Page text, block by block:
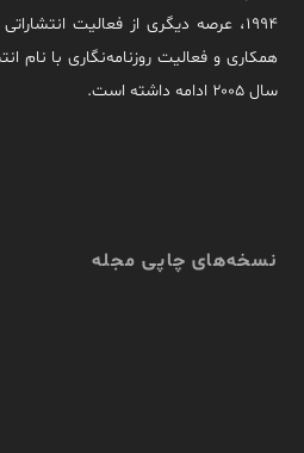
۱۹۹۴، عرصه دیگری از فعالیت
همکاری و فعالیت روزنامه‌نگاری با نام
سال ۲۰۰۵ ادامه داشته است.
نسخه‌های چاپی مجله